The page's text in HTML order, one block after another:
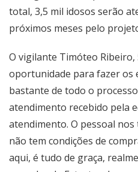
total, 3,5 mil idosos serão
próximos meses pelo
O vigilante Timóteo
oportunidade para fazer os
bastante de todo o
atendimento recebido pela
atendimento. O pessoal
não tem condições de
aqui, é tudo de graça,